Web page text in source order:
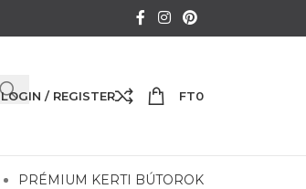
LOGIN / REGISTER FT0
PRÉMIUM KERTI BÚTOROK